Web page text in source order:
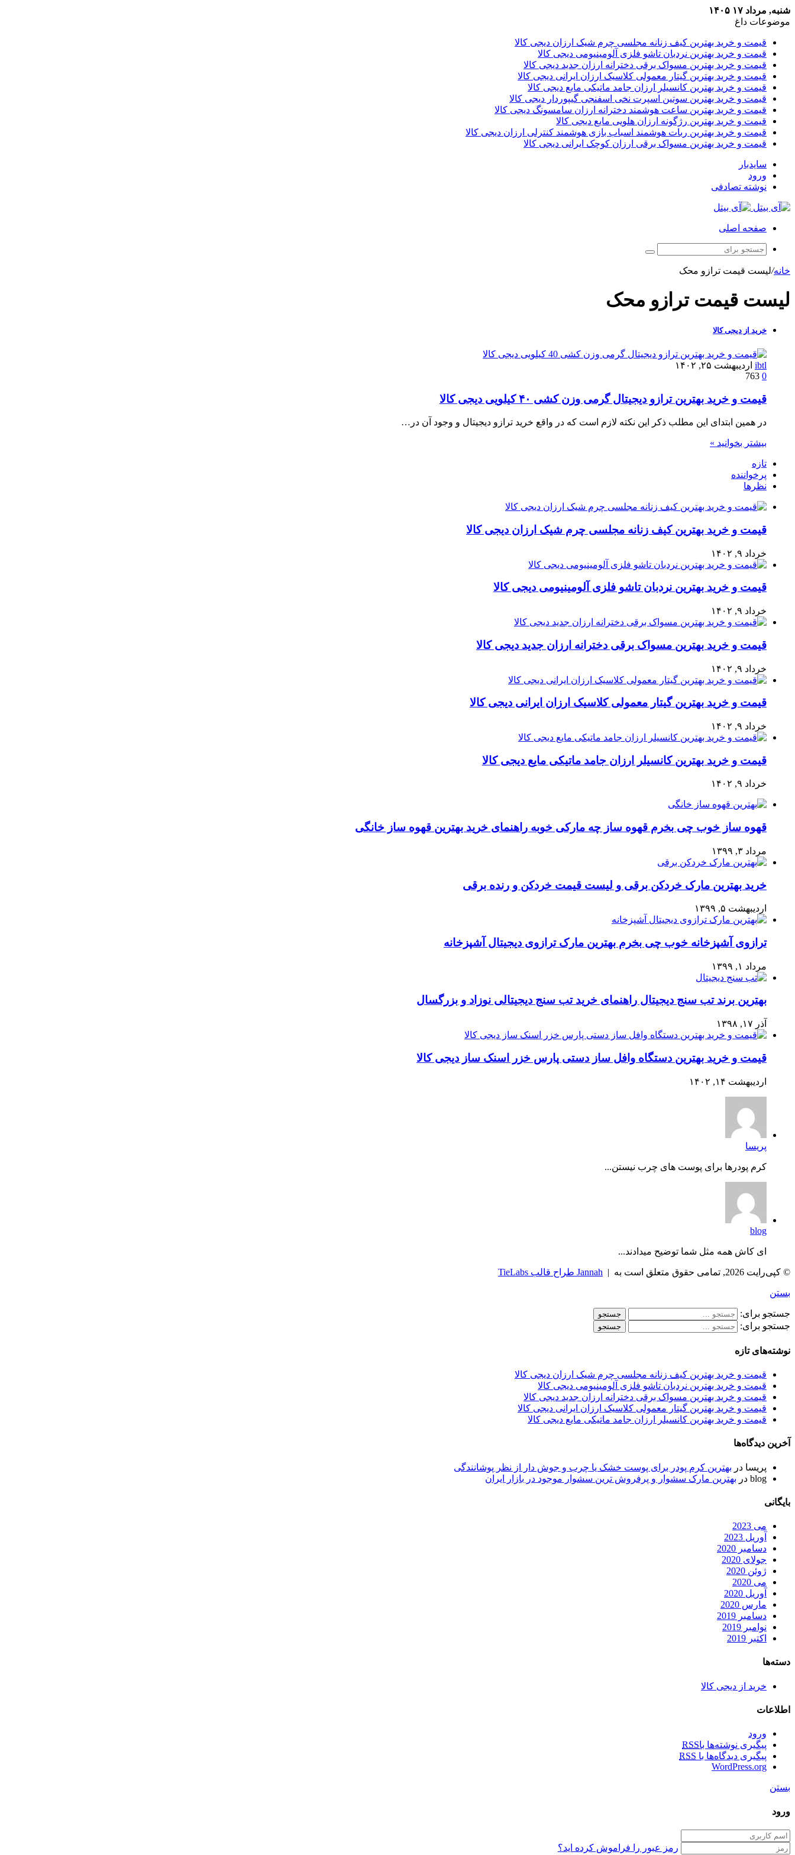
شنبه, مرداد ۱۷ ۱۴۰۵
موضوعات داغ
قیمت و خرید بهترین کیف زنانه مجلسی چرم شیک ارزان دیجی کالا
قیمت و خرید بهترین نردبان تاشو فلزی آلومینیومی دیجی کالا
قیمت و خرید بهترین مسواک برقی دخترانه ارزان جدید دیجی کالا
قیمت و خرید بهترین گیتار معمولی کلاسیک ارزان ایرانی دیجی کالا
قیمت و خرید بهترین کانسیلر ارزان جامد ماتیکی مایع دیجی کالا
قیمت و خرید بهترین سوتین اسپرت نخی اسفنجی گیپوردار دیجی کالا
قیمت و خرید بهترین ساعت هوشمند دخترانه ارزان سامسونگ دیجی کالا
قیمت و خرید بهترین رژگونه ارزان هلویی مایع دیجی کالا
قیمت و خرید بهترین ربات هوشمند اسباب بازی هوشمند کنترلی ارزان دیجی کالا
قیمت و خرید بهترین مسواک برقی ارزان کوچک ایرانی دیجی کالا
سایدبار
ورود
نوشته تصادفی
صفحه اصلی
خانه/لیست قیمت ترازو محک
لیست قیمت ترازو محک
خرید از دیجی کالا
ibtl اردیبهشت ۲۵, ۱۴۰۲
0
قیمت و خرید بهترین ترازو دیجیتال گرمی وزن کشی ۴۰ کیلویی دیجی کالا
در همین ابتدای این مطلب ذکر این نکته لازم است که در واقع خرید ترازو دیجیتال و وجود آن در…
بیشتر بخوانید »
تازه
پرخواننده
نظرها
قیمت و خرید بهترین کیف زنانه مجلسی چرم شیک ارزان دیجی کالا
خرداد ۹, ۱۴۰۲
قیمت و خرید بهترین نردبان تاشو فلزی آلومینیومی دیجی کالا
خرداد ۹, ۱۴۰۲
قیمت و خرید بهترین مسواک برقی دخترانه ارزان جدید دیجی کالا
خرداد ۹, ۱۴۰۲
قیمت و خرید بهترین گیتار معمولی کلاسیک ارزان ایرانی دیجی کالا
خرداد ۹, ۱۴۰۲
قیمت و خرید بهترین کانسیلر ارزان جامد ماتیکی مایع دیجی کالا
خرداد ۹, ۱۴۰۲
قهوه ساز خوب چی بخرم قهوه ساز چه مارکی خوبه راهنمای خرید بهترین قهوه ساز خانگی
مرداد ۳, ۱۳۹۹
خرید بهترین مارک خردکن برقی و لیست قیمت خردکن و رنده برقی
اردیبهشت ۵, ۱۳۹۹
ترازوی آشپزخانه خوب چی بخرم بهترین مارک ترازوی دیجیتال آشپزخانه
مرداد ۱, ۱۳۹۹
بهترین برند تب سنج دیجیتال راهنمای خرید تب سنج دیجیتالی نوزاد و بزرگسال
آذر ۱۷, ۱۳۹۸
قیمت و خرید بهترین دستگاه وافل ساز دستی پارس خزر اسنک ساز دیجی کالا
اردیبهشت ۱۴, ۱۴۰۲
پریسا
کرم پودرها برای پوست های چرب نیستن...
blog
ای کاش همه مثل شما توضیح میدادند...
© کپی‌رایت 2026, تمامی حقوق متعلق است به | Jannah طراح قالب TieLabs
بستن
جستجو برای:
جستجو برای:
نوشته‌های تازه
قیمت و خرید بهترین کیف زنانه مجلسی چرم شیک ارزان دیجی کالا
قیمت و خرید بهترین نردبان تاشو فلزی آلومینیومی دیجی کالا
قیمت و خرید بهترین مسواک برقی دخترانه ارزان جدید دیجی کالا
قیمت و خرید بهترین گیتار معمولی کلاسیک ارزان ایرانی دیجی کالا
قیمت و خرید بهترین کانسیلر ارزان جامد ماتیکی مایع دیجی کالا
آخرین دیدگاه‌ها
پریسا در بهترین کرم پودر برای پوست خشک یا چرب و جوش دار از نظر پوشانندگی
blog در بهترین مارک سشوار و پرفروش ترین سشوار موجود در بازار ایران
بایگانی
می 2023
آوریل 2023
دسامبر 2020
جولای 2020
ژوئن 2020
می 2020
آوریل 2020
مارس 2020
دسامبر 2019
نوامبر 2019
اکتبر 2019
دسته‌ها
خرید از دیجی کالا
اطلاعات
ورود
پیگیری نوشته‌ها باRSS
پیگیری دیدگاه‌ها با RSS
WordPress.org
بستن
ورود
رمز عبور را فراموش کرده اید؟